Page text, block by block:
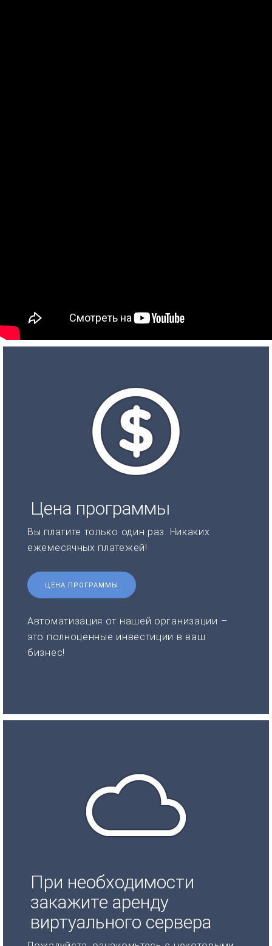
Цена программы
Вы платите только один раз. Никаких
ежемесячных платежей!
ЦЕНА ПРОГРАММЫ
Автоматизация от нашей организации –
это полноценные инвестиции в ваш
бизнес!
При необходимости
закажите аренду
виртуального сервера